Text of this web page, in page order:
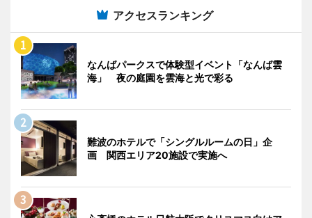
アクセスランキング
なんばパークスで体験型イベント「なんば雲
海」 夜の庭園を雲海と光で彩る
難波のホテルで「シングルルームの日」企
画 関西エリア20施設で実施へ